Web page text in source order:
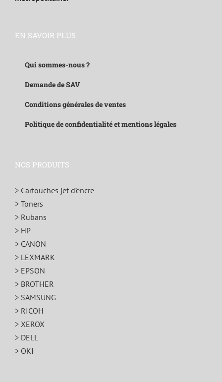
EN SAVOIR PLUS
Qui sommes-nous ?
Demande de SAV
Conditions générales de ventes
Politique de confidentialité et mentions légales
NOS PRODUITS
> Cartouches jet d’encre
> Toners
> Rubans
> HP
> CANON
> LEXMARK
> EPSON
> BROTHER
> SAMSUNG
> RICOH
> XEROX
> DELL
> OKI